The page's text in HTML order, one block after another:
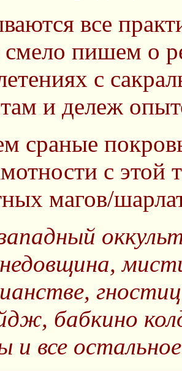
все
пишем о
с
и дележ
сраные
с
магов/
бабкино
и все остальное